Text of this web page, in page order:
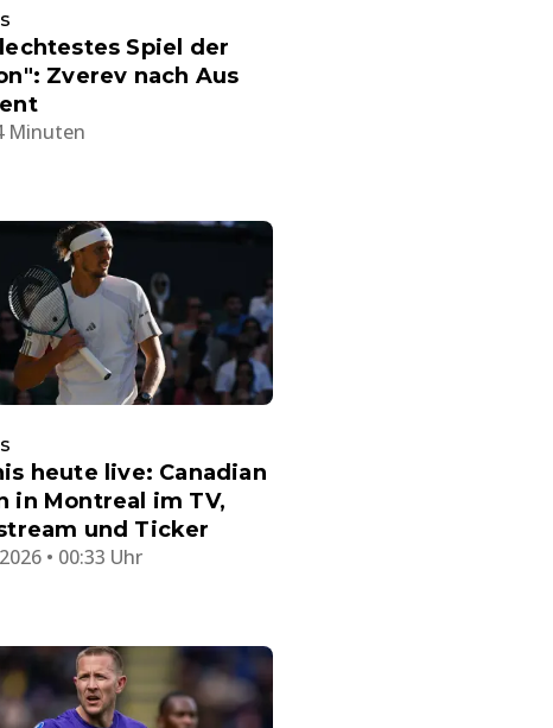
Spiel der
Zverev nach Aus
Minuten
heute live: Canadian
in Montreal im TV,
und Ticker
• 00:33 Uhr